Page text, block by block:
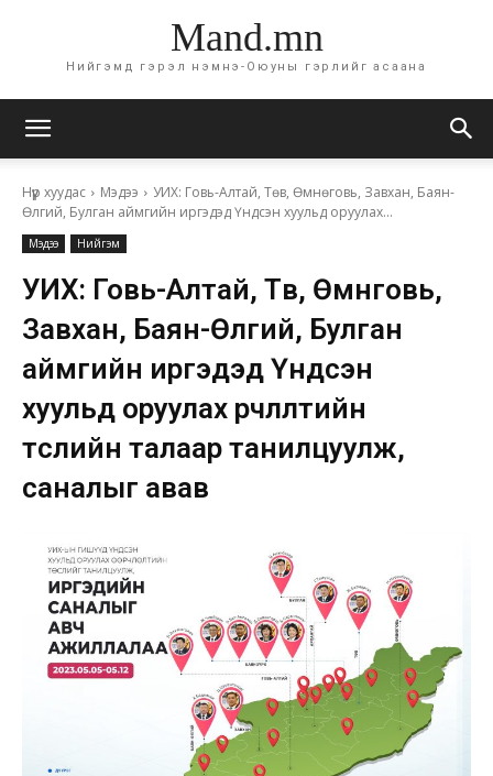
Mand.mn
Нийгэмд гэрэл нэмнэ-Оюуны гэрлийг асаана
Нүүр хуудас Мэдээ
УИХ: Говь-Алтай, Төв, Өмнөговь, Завхан, Баян-
Өлгий, Булган аймгийн иргэдэд Үндсэн хуульд оруулах...
Мэдээ Нийгэм
УИХ: Говь-Алтай, Төв, Өмнөговь,
Завхан, Баян-Өлгий, Булган
аймгийн иргэдэд Үндсэн
хуульд оруулах өөрчлөлтийн
төслийн талаар танилцуулж,
саналыг авав